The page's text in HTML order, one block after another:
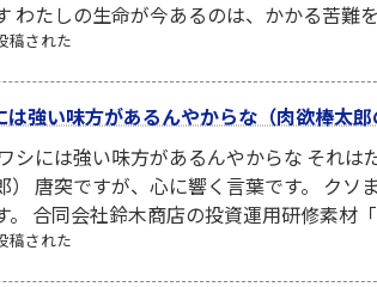
わたしの生命が今あるのは、かかる苦難
稿された
は強い味方があるんやからな（肉欲棒太郎
シには強い味方があるんやからな それ
） 唐突ですが、心に響く言葉です。 ク
。 合同会社鈴木商店の投資運用研修素材「
稿された